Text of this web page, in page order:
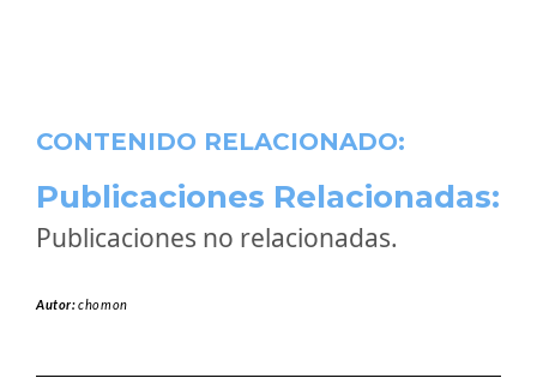
CONTENIDO RELACIONADO:
Publicaciones Relacionadas:
Publicaciones no relacionadas.
Autor:chomon